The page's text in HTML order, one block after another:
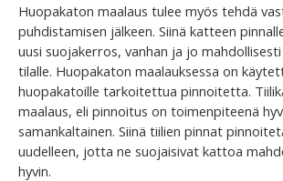
Huopakaton maalaus tulee myös tehdä
puhdistamisen jälkeen. Siinä katteen
uusi suojakerros, vanhan ja jo mahdollisesti
tilalle. Huopakaton maalauksessa on
huopakatoille tarkoitettua pinnoitetta.
maalaus, eli pinnoitus on toimenpiteenä
samankaltainen. Siinä tiilien pinnat
uudelleen, jotta ne suojaisivat kattoa
hyvin.